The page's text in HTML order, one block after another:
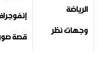
الرياضة
وجهات نظر
قصة